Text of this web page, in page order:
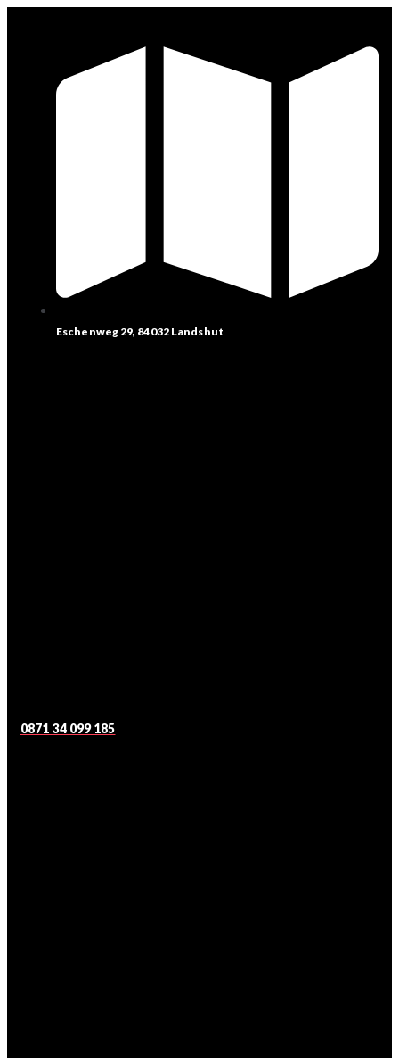
Eschenweg 29, 84032 Landshut
0871 34 099 185